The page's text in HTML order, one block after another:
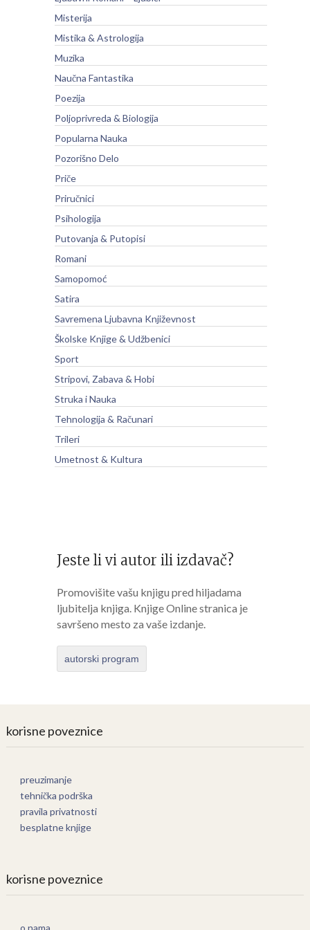
Misterija
Mistika & Astrologija
Muzika
Naučna Fantastika
Poezija
Poljoprivreda & Biologija
Popularna Nauka
Pozorišno Delo
Priče
Priručnici
Psihologija
Putovanja & Putopisi
Romani
Samopomoć
Satira
Savremena Ljubavna Književnost
Školske Knjige & Udžbenici
Sport
Stripovi, Zabava & Hobi
Struka i Nauka
Tehnologija & Računari
Trileri
Umetnost & Kultura
Jeste li vi autor ili izdavač?
Promovišite vašu knjigu pred hiljadama
ljubitelja knjiga. Knjige Online stranica je
savršeno mesto za vaše izdanje.
autorski program
korisne poveznice
preuzimanje
tehnička podrška
pravila privatnosti
besplatne knjige
korisne poveznice
o nama